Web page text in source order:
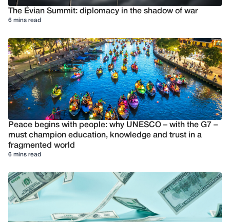
The Évian Summit: diplomacy in the shadow of war
6 mins read
Peace begins with people: why UNESCO – with the G7 –
must champion education, knowledge and trust in a
fragmented world
6 mins read